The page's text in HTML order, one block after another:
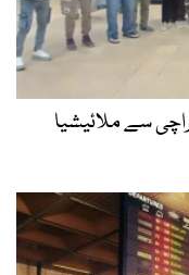
سے ملائیشیا